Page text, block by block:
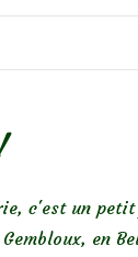
c'est un
en